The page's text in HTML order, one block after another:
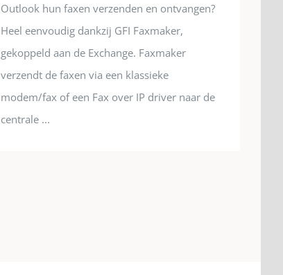
Outlook hun faxen verzenden en ontvangen?
Heel eenvoudig dankzij GFI Faxmaker,
gekoppeld aan de Exchange. Faxmaker
verzendt de faxen via een klassieke
modem/fax of een Fax over IP driver naar de
centrale ...